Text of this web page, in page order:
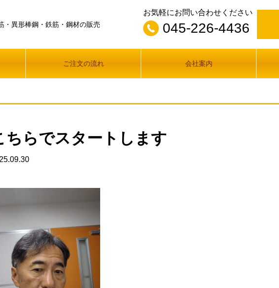
・異形棒鋼・鉄筋・鋼材の販売
お気軽にお問い合わせください
045-226-4436
ご注文の流れ 会社案内
ちらでスタートします